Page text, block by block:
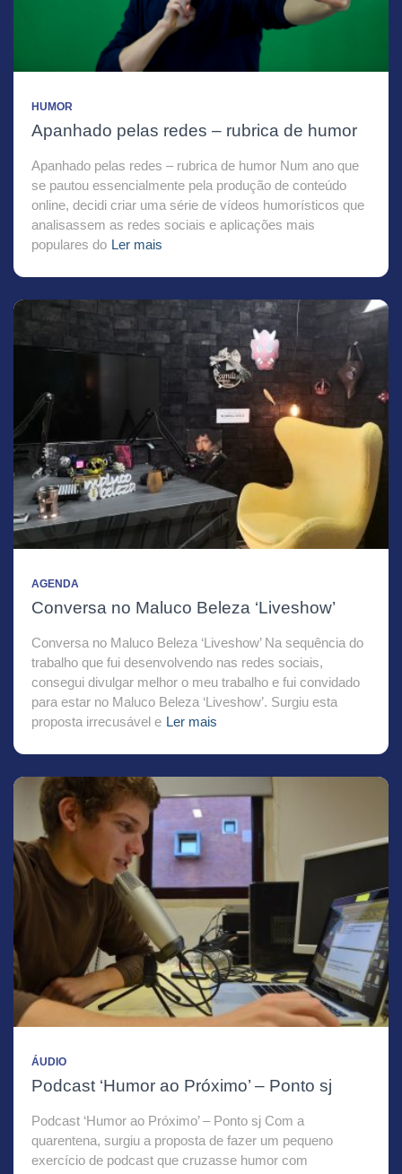
HUMOR
Apanhado pelas redes – rubrica de humor
Apanhado pelas redes – rubrica de humor Num ano que
se pautou essencialmente pela produção de conteúdo
online, decidi criar uma série de vídeos humorísticos que
analisassem as redes sociais e aplicações mais
populares do Ler mais
AGENDA
Conversa no Maluco Beleza ‘Liveshow’
Conversa no Maluco Beleza ‘Liveshow’ Na sequência do
trabalho que fui desenvolvendo nas redes sociais,
consegui divulgar melhor o meu trabalho e fui convidado
para estar no Maluco Beleza ‘Liveshow’. Surgiu esta
proposta irrecusável e Ler mais
ÁUDIO
Podcast ‘Humor ao Próximo’ – Ponto sj
Podcast ‘Humor ao Próximo’ – Ponto sj Com a
quarentena, surgiu a proposta de fazer um pequeno
exercício de podcast que cruzasse humor com